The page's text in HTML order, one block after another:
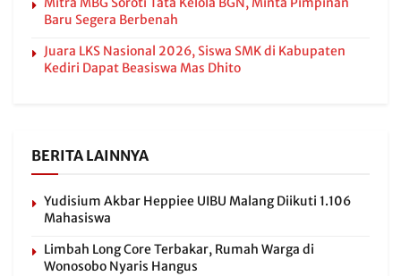
Baru Segera Berbenah
Juara LKS Nasional 2026, Siswa SMK di Kabupaten
Kediri Dapat Beasiswa Mas Dhito
BERITA LAINNYA
Yudisium Akbar Heppiee UIBU Malang Diikuti 1.106
Mahasiswa
Limbah Long Core Terbakar, Rumah Warga di
Wonosobo Nyaris Hangus